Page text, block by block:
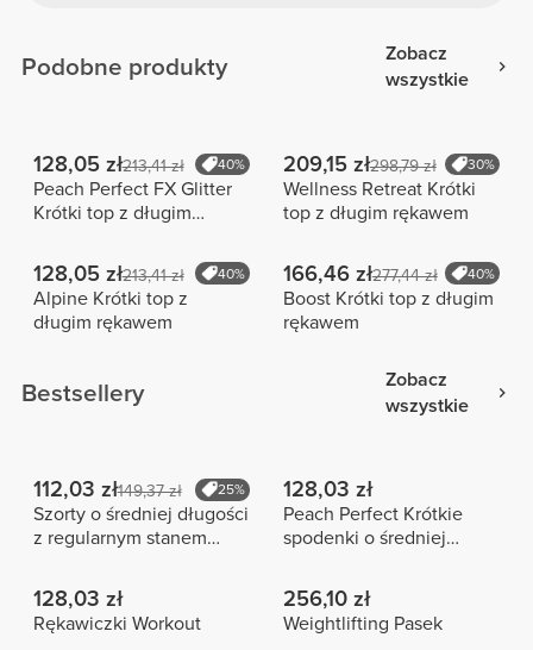
Podobne produkty
Zobacz
wszystkie
128,05 zł213,41 zł 40%
Peach Perfect FX Glitter
Krótki top z długim
209,15 zł298,79 zł 30%
Wellness Retreat Krótki
top z długim rękawem
128,05 zł213,41 zł 40%
Alpine Krótki top z
długim rękawem
166,46 zł277,44 zł 40%
Boost Krótki top z długim
rękawem
Bestsellery
Zobacz
wszystkie
112,03 zł149,37 zł 25%
Szorty o średniej długości
z regularnym stanem
128,03 zł
Peach Perfect Krótkie
spodenki o średniej
stanem
128,03 zł
Rękawiczki Workout
256,10 zł
Weightlifting Pasek